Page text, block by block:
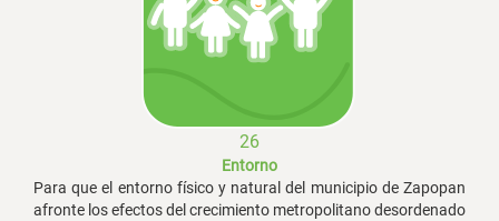
26
Entorno
Para que el entorno físico y natural del municipio de Zapopan
afronte los efectos del crecimiento metropolitano desordenado